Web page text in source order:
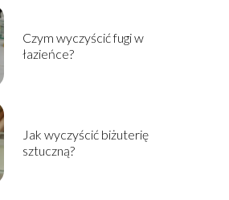
Czym wyczyścić fugi w
łazieńce?
Jak wyczyścić biżuterię
sztuczną?